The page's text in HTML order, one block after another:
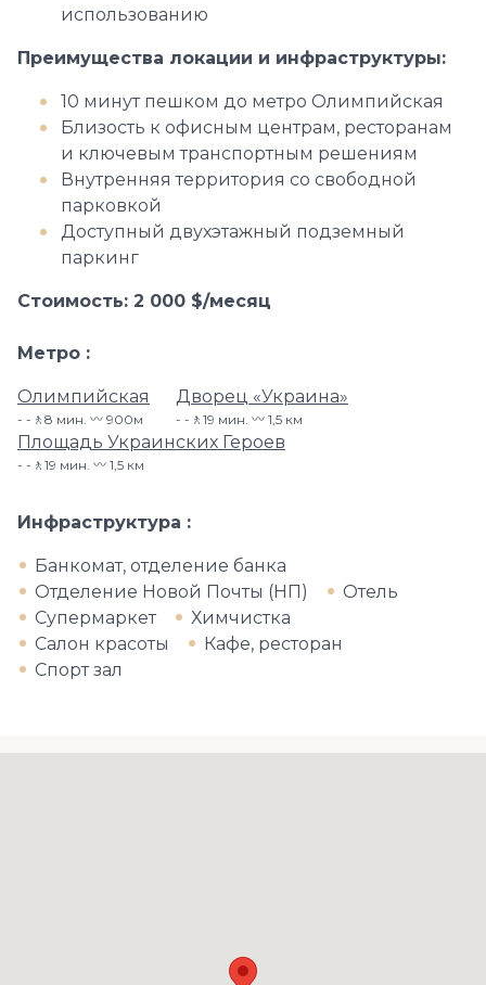
использованию
Преимущества локации и инфраструктуры:
10 минут пешком до метро Олимпийская
Близость к офисным центрам, ресторанам
и ключевым транспортным решениям
Внутренняя территория со свободной
парковкой
Доступный двухэтажный подземный
паркинг
Стоимость: 2 000 $/месяц
Метро
Олимпийская
-🚶8 мин. 〰️ 900м
Дворец «Украина»
-🚶19 мин. 〰️ 1,5 км
Площадь Украинских Героев
-🚶19 мин. 〰️ 1,5 км
Инфраструктура
Банкомат, отделение банка
Отделение Новой Почты (НП)
Отель
Супермаркет
Химчистка
Салон красоты
Кафе, ресторан
Спорт зал